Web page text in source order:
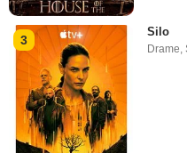
3
Silo
Drame,